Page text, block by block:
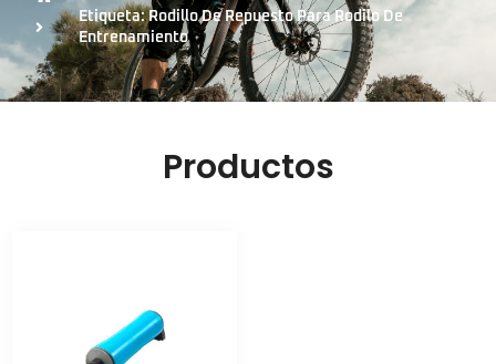
Etiqueta: Rodillo De Repuesto Para Rodilo De
Entrenamiento
Productos